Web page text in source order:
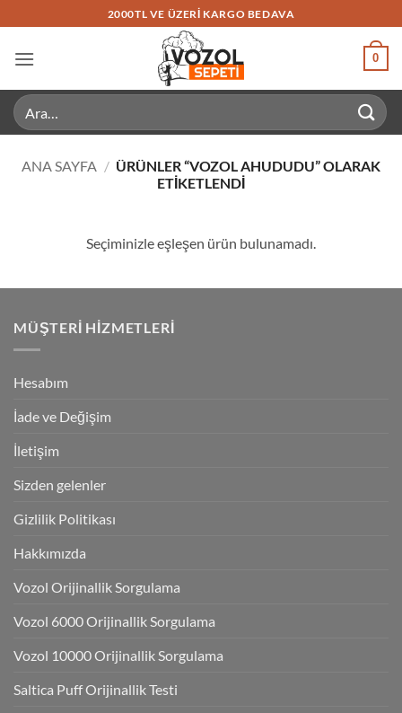
atla
2000TL VE ÜZERI KARGO BEDAVA
0
Ara:
ANA SAYFA / ÜRÜNLER “VOZOL AHUDUDU” OLARAK
ETIKETLENDI
Seçiminizle eşleşen ürün bulunamadı.
MÜŞTERI HIZMETLERI
Hesabım
İade ve Değişim
İletişim
Sizden gelenler
Gizlilik Politikası
Hakkımızda
Vozol Orijinallik Sorgulama
Vozol 6000 Orijinallik Sorgulama
Vozol 10000 Orijinallik Sorgulama
Saltica Puff Orijinallik Testi